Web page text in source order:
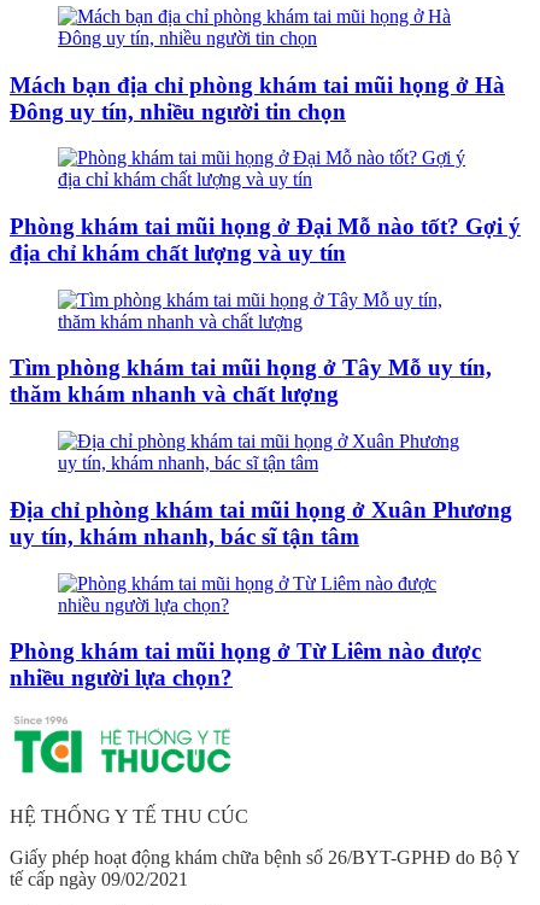
Mách bạn địa chỉ phòng khám tai mũi họng ở Hà
Đông uy tín, nhiều người tin chọn
Phòng khám tai mũi họng ở Đại Mỗ nào tốt? Gợi ý
địa chỉ khám chất lượng và uy tín
Tìm phòng khám tai mũi họng ở Tây Mỗ uy tín,
thăm khám nhanh và chất lượng
Địa chỉ phòng khám tai mũi họng ở Xuân Phương
uy tín, khám nhanh, bác sĩ tận tâm
Phòng khám tai mũi họng ở Từ Liêm nào được
nhiều người lựa chọn?
HỆ THỐNG Y TẾ THU CÚC
Giấy phép hoạt động khám chữa bệnh số 26/BYT-GPHĐ do Bộ Y
tế cấp ngày 09/02/2021